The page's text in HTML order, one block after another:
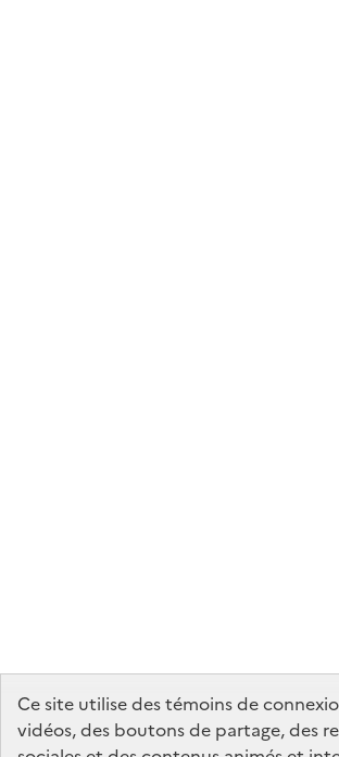
Ce site utilise des témoins de
vidéos, des boutons de partage, des